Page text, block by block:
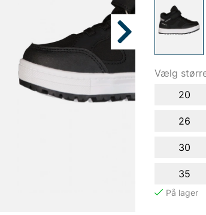
Vælg
20
26
30
35